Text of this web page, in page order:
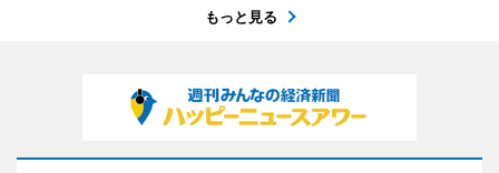
もっと見る